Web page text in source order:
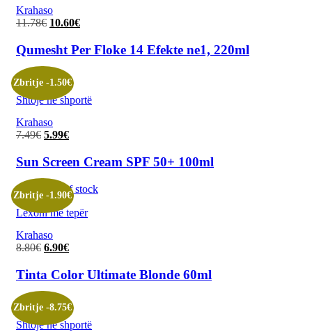
Krahaso
11.78€ Çmimi
qe:
10.60€
tanishëm
Qumesht Per Floke 14 Efekte ne1, 220ml
Shtoje në shportë
Krahaso
Zbritje -1.50€
7.49€ Çmimi
qe:
5.99€
tanishëm
5.99€.
Sun Screen Cream SPF 50+ 100ml
Out of stock
Lexoni më tepër
Krahaso
Zbritje -1.90€
8.80€ Çmimi
qe:
6.90€
tanishëm
6.90€.
Tinta Color Ultimate Blonde 60ml
Shtoje në shportë
Zbritje -8.75€